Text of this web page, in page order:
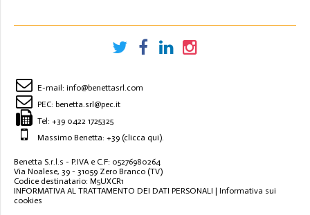
E-mail: info@benettasrl.com
PEC: benetta.srl@pec.it
Tel: +39 0422 1725325
Massimo Benetta: +39 (clicca qui).
Benetta S.r.l.s - P.IVA e C.F: 05276980264
Via Noalese, 39 - 31059 Zero Branco (TV)
Codice destinatario: M5UXCR1
INFORMATIVA AL TRATTAMENTO DEI DATI PERSONALI | Informativa sui
cookies